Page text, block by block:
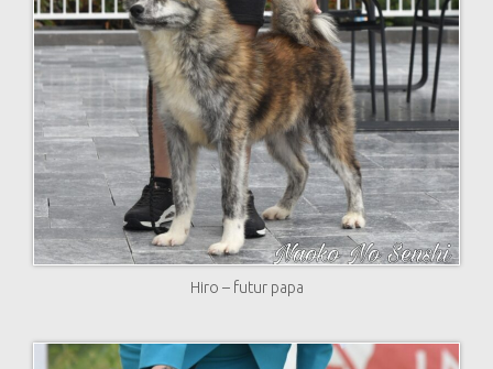
Hiro – futur papa